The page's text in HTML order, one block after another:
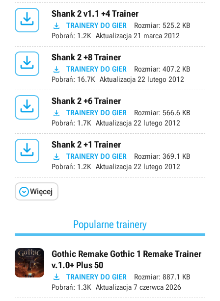
 Shank 2 v1.1 +4 Trainer
 TRAINERY DO GIER Rozmiar: 525.2 KB
Pobrań: 1.2K Aktualizacja 21 marca 2012
 Shank 2 +8 Trainer
 TRAINERY DO GIER Rozmiar: 407.2 KB
Pobrań: 16.7K Aktualizacja 22 lutego 2012
 Shank 2 +6 Trainer
 TRAINERY DO GIER Rozmiar: 566.6 KB
Pobrań: 1.7K Aktualizacja 22 lutego 2012
 Shank 2 +1 Trainer
 TRAINERY DO GIER Rozmiar: 369.1 KB
Pobrań: 1.2K Aktualizacja 22 lutego 2012
Więcej
Popularne trainery
Gothic Remake Gothic 1 Remake Trainer
v.1.0+ Plus 50
 TRAINERY DO GIER Rozmiar: 887.1 KB
Pobrań: 1.3K Aktualizacja 7 czerwca 2026